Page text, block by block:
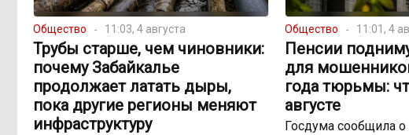
Общество 11:03, 4 августа
Трубы старше, чем чиновники:
почему Забайкалье
продолжает латать дыры,
пока другие регионы меняют
инфраструктуру
Общество 11:01, 4
Пенсии
для
года тюрьмы:
августе
Госдума сообщила